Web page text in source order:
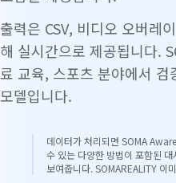
출력은 CSV, 비디오 오버레
해 실시간으로 제공됩니다.
료 교육, 스포츠 분야에서
모델입니다.
데이터가 처리되면 SOMA
수 있는 다양한 방법이 포함된
보여줍니다. SOMAREALITY 이